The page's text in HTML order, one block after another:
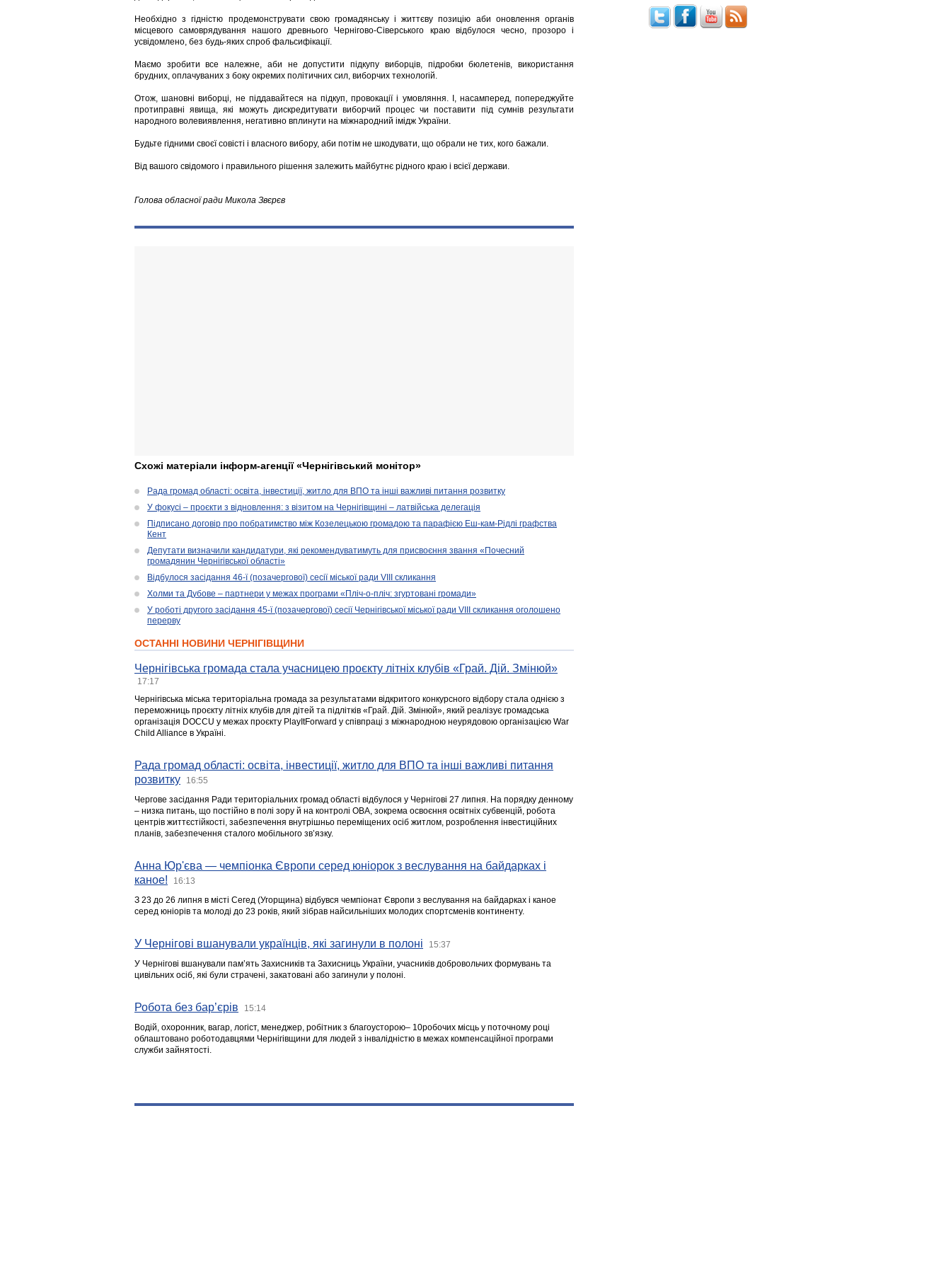
Необхідно з гідністю продемонструвати свою громадянську і життєву позицію аби оновлення органів
місцевого самоврядування нашого древнього Чернігово-Сіверського краю відбулося чесно, прозоро і
усвідомлено, без будь-яких спроб фальсифікації.
Маємо зробити все належне, аби не допустити підкупу виборців, підробки бюлетенів, використання
брудних, оплачуваних з боку окремих політичних сил, виборчих технологій.
Отож, шановні виборці, не піддавайтеся на підкуп, провокації і умовляння. І, насамперед, попереджуйте
протиправні явища, які можуть дискредитувати виборчий процес чи поставити під сумнів результати
народного волевиявлення, негативно вплинути на міжнародний імідж України.
Будьте гідними своєї совісті і власного вибору, аби потім не шкодувати, що обрали не тих, кого бажали.
Від вашого свідомого і правильного рішення залежить майбутнє рідного краю і всієї держави.
Голова обласної ради Микола Звєрєв
Схожі матеріали інформ-агенції «Чернігівський монітор»
Рада громад області: освіта, інвестиції, житло для ВПО та інші важливі питання розвитку
У фокусі – проєкти з відновлення: з візитом на Чернігівщині – латвійська делегація
Підписано договір про побратимство між Козелецькою громадою та парафією Еш-кам-Рідлі графства
Кент
Депутати визначили кандидатури, які рекомендуватимуть для присвоєння звання «Почесний
громадянин Чернігівської області»
Відбулося засідання 46-ї (позачергової) сесії міської ради VIII скликання
Холми та Дубове – партнери у межах програми «Пліч-о-пліч: згуртовані громади»
У роботі другого засідання 45-ї (позачергової) сесії Чернігівської міської ради VIII скликання оголошено
перерву
ОСТАННІ НОВИНИ ЧЕРНІГІВЩИНИ
Чернігівська громада стала учасницею проєкту літніх клубів «Грай. Дій. Змінюй»
17:17
Чернігівська міська територіальна громада за результатами відкритого конкурсного відбору стала однією з
переможниць проєкту літніх клубів для дітей та підлітків «Грай. Дій. Змінюй», який реалізує громадська
організація DOCCU у межах проєкту PlayItForward у співпраці з міжнародною неурядовою організацією War
Child Alliance в Україні.
Рада громад області: освіта, інвестиції, житло для ВПО та інші важливі питання
розвитку
16:55
Чергове засідання Ради територіальних громад області відбулося у Чернігові 27 липня. На порядку денному
– низка питань, що постійно в полі зору й на контролі ОВА, зокрема освоєння освітніх субвенцій, робота
центрів життєстійкості, забезпечення внутрішньо переміщених осіб житлом, розроблення інвестиційних
планів, забезпечення сталого мобільного зв’язку.
Анна Юр'єва — чемпіонка Європи серед юніорок з веслування на байдарках і
каное!
16:13
З 23 до 26 липня в місті Сегед (Угорщина) відбувся чемпіонат Європи з веслування на байдарках і каное
серед юніорів та молоді до 23 років, який зібрав найсильніших молодих спортсменів континенту.
У Чернігові вшанували українців, які загинули в полоні 15:37
У Чернігові вшанували пам’ять Захисників та Захисниць України, учасників добровольчих формувань та
цивільних осіб, які були страчені, закатовані або загинули у полоні.
Робота без бар’єрів 15:14
Водій, охоронник, вагар, логіст, менеджер, робітник з благоусторою– 10робочих місць у поточному році
облаштовано роботодавцями Чернігівщини для людей з інвалідністю в межах компенсаційної програми
служби зайнятості.